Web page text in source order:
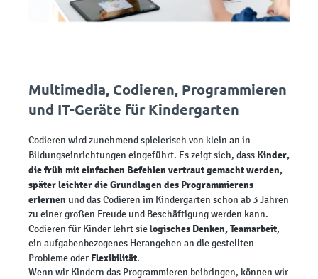
Multimedia, Codieren, Programmieren
und IT-Geräte für Kindergarten
Codieren wird zunehmend spielerisch von klein an in
Bildungseinrichtungen eingeführt. Es zeigt sich, dass Kinder,
die früh mit einfachen Befehlen vertraut gemacht werden,
später leichter die Grundlagen des Programmierens
erlernen und das Codieren im Kindergarten schon ab 3 Jahren
zu einer großen Freude und Beschäftigung werden kann.
Codieren für Kinder lehrt sie logisches Denken, Teamarbeit,
ein aufgabenbezogenes Herangehen an die gestellten
Probleme oder Flexibilität.
Wenn wir Kindern das Programmieren beibringen, können wir